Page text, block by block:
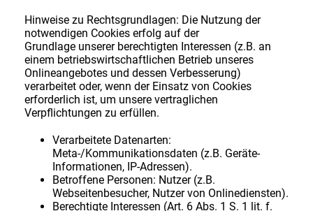
Hinweise zu Rechtsgrundlagen: Die Nutzung der
notwendigen Cookies erfolg auf der
Grundlage unserer berechtigten Interessen (z.B. an
einem betriebswirtschaftlichen Betrieb unseres
Onlineangebotes und dessen Verbesserung)
verarbeitet oder, wenn der Einsatz von Cookies
erforderlich ist, um unsere vertraglichen
Verpflichtungen zu erfüllen.
Verarbeitete Datenarten:
Meta-/Kommunikationsdaten (z.B. Geräte-
Informationen, IP-Adressen).
Betroffene Personen: Nutzer (z.B.
Webseitenbesucher, Nutzer von Onlinediensten).
Berechtigte Interessen (Art. 6 Abs. 1 S. 1 lit. f.